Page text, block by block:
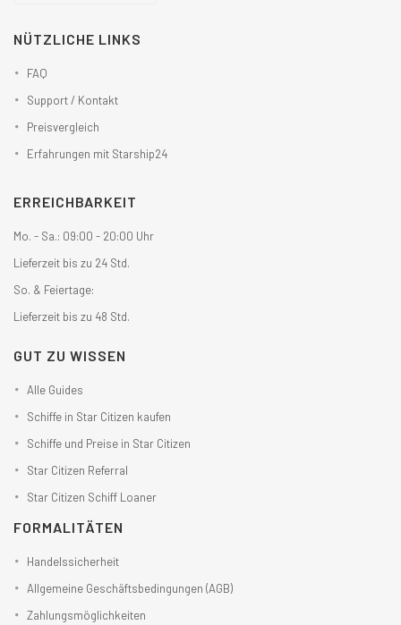
NÜTZLICHE LINKS
FAQ
Support / Kontakt
Preisvergleich
Erfahrungen mit Starship24
ERREICHBARKEIT
Mo. - Sa.: 09:00 - 20:00 Uhr
Lieferzeit bis zu 24 Std.
So. & Feiertage:
Lieferzeit bis zu 48 Std.
GUT ZU WISSEN
Alle Guides
Schiffe in Star Citizen kaufen
Schiffe und Preise in Star Citizen
Star Citizen Referral
Star Citizen Schiff Loaner
FORMALITÄTEN
Handelssicherheit
Allgemeine Geschäftsbedingungen (AGB)
Zahlungsmöglichkeiten